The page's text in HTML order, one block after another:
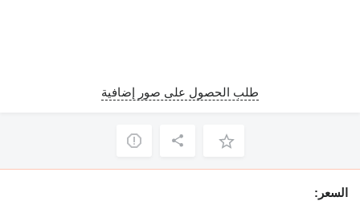
طلب الحصول على صور إضافية
السعر: